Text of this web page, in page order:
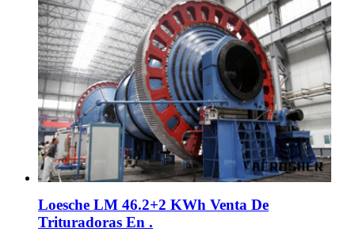
Loesche LM 46.2+2 KWh Venta De
Trituradoras En .